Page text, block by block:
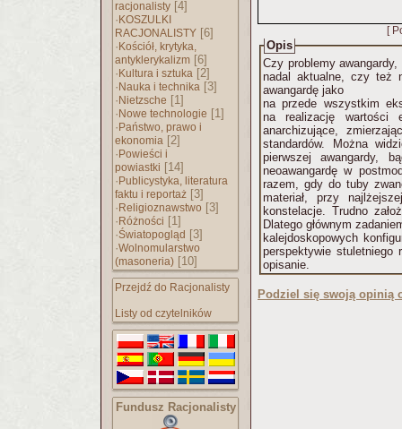
racjonalisty [4]
· KOSZULKI
RACJONALISTY [6]
· Kościół, krytyka,
antyklerykalizm [6]
· Kultura i sztuka [2]
· Nauka i technika [3]
· Nietzsche [1]
· Nowe technologie [1]
· Państwo, prawo i
ekonomia [2]
· Powieści i
powiastki [14]
· Publicystyka, literatura
faktu i reportaż [3]
· Religioznawstwo [3]
· Różności [1]
·Światopogląd [3]
·Wolnomularstwo
(masoneria) [10]
Przejdź do Racjonalisty
Listy od czytelników
Fundusz Racjonalisty
[
Opis
Czy problemy
nadal aktualne, czy też
awangardę jako
na przede wszystkim
na realizację wartości
anarchizujące,
standardów. Można
pierwszej awangardy,
neoawangardę w
razem, gdy do tuby
materiał, przy
konstelacje. Trudno
Dlatego głównym
kalejdoskopowych
perspektywie stuletniego
opisanie.
Podziel się swoją opinią